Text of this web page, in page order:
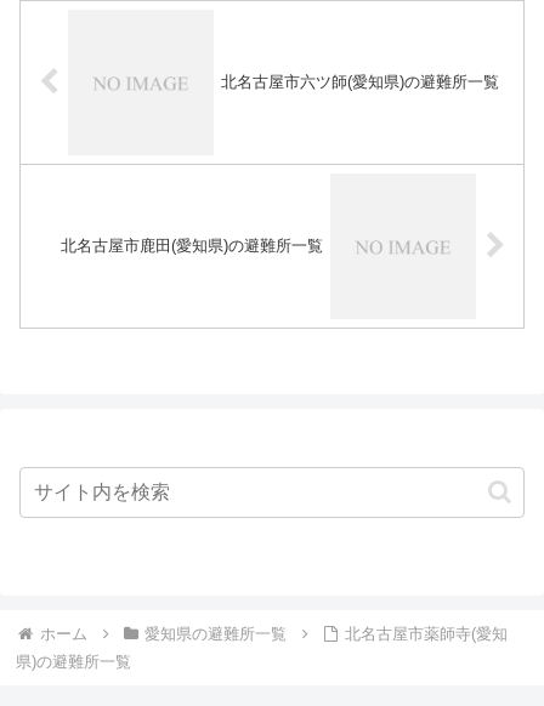
北名古屋市六ツ師(愛知県)の避難所一覧
北名古屋市鹿田(愛知県)の避難所一覧
ホーム 愛知県の避難所一覧
北名古屋市薬師寺(愛知
県)の避難所一覧